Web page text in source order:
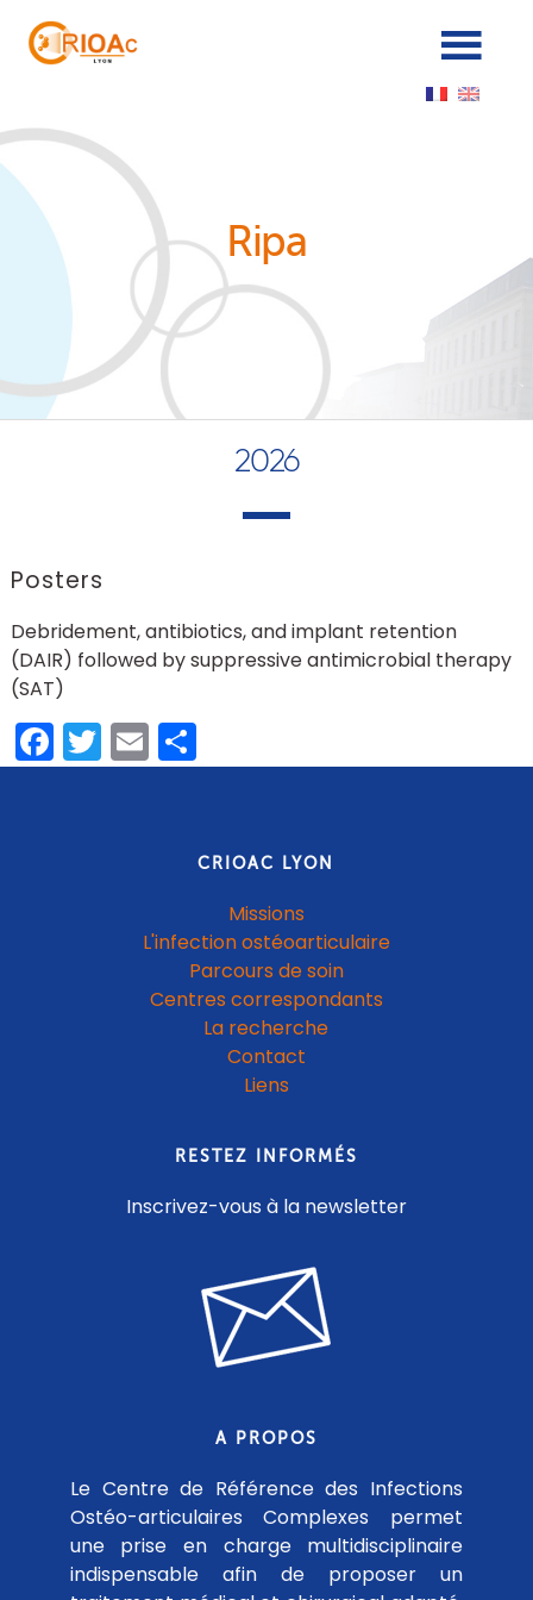
Ripa
2026
Posters
Debridement, antibiotics, and implant retention
(DAIR) followed by suppressive antimicrobial therapy
(SAT)
Facebook
Twitter
EmailPartager
CRIOAC LYON
Missions
L'infection ostéoarticulaire
Parcours de soin
Centres correspondants
La recherche
Contact
Liens
RESTEZ INFORMÉS
Inscrivez-vous à la newsletter
A PROPOS
Le Centre de Référence des Infections
Ostéo-articulaires Complexes permet
une prise en charge multidisciplinaire
indispensable afin de proposer un
Panneau de gestion des cookies